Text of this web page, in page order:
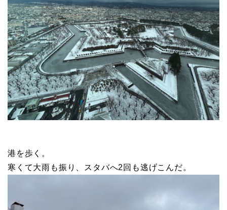
港を歩く。
寒くて大雨も振り、スタバへ2回も逃げこんだ。